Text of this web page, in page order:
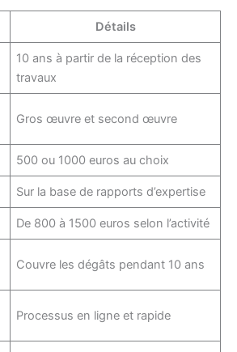
Détails
10 ans à partir de la réception des
travaux
Gros œuvre et second œuvre
500 ou 1000 euros au choix
Sur la base de rapports d’expertise
De 800 à 1500 euros selon l’activité
Couvre les dégâts pendant 10 ans
Processus en ligne et rapide